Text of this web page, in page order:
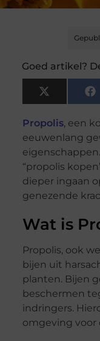
Goed artikel?
X
(Twitter)
Propolis, een
eeuwenlang
“propolis
dieper ingaan
genezende
Wat is
Propolis, ook
bijen uit
planten. Bijen
beschermen
indringers.
omgeving voor